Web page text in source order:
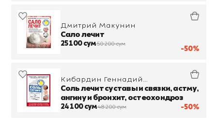
-50%
Дмитрий Макунин
Сало лечит
25 100 сум50 200 сум
-50%
Кибардин Геннадий
Михайлович
Соль лечит суставы и связки, астму,
ангину и бронхит, остеохондроз
24 100 сум48 200 сум